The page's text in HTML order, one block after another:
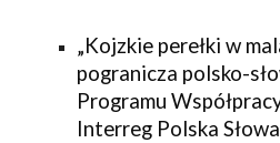
„Kojzkie perełki w
pogranicza polsko-
Programu
Interreg Polska